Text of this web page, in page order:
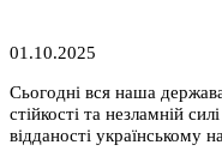
01.10.2025
Сьогодні вся наша
стійкості та незламній
відданості українському